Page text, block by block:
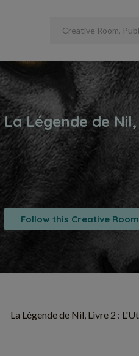
Follow this Creative Room
La Légende de Nil, Livre 2 :